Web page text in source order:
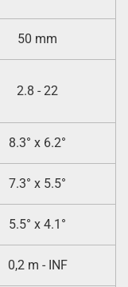
50 mm
2.8 - 22
8.3° x 6.2°
7.3° x 5.5°
5.5° x 4.1°
0,2 m - INF